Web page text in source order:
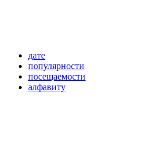
дате
популярности
посещаемости
алфавиту